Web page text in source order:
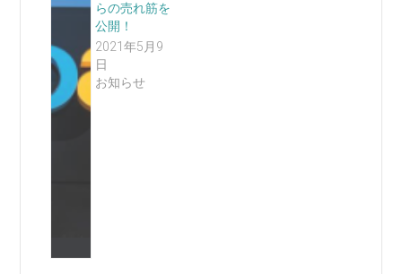
らの売れ筋を
公開！
2021年5月9
日
お知らせ